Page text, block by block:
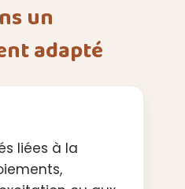
un
adapté
liées à la